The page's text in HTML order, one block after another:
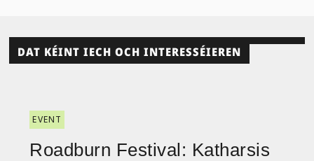
DAT KÉINT IECH OCH INTERESSÉIEREN
EVENT
Roadburn Festival: Katharsis